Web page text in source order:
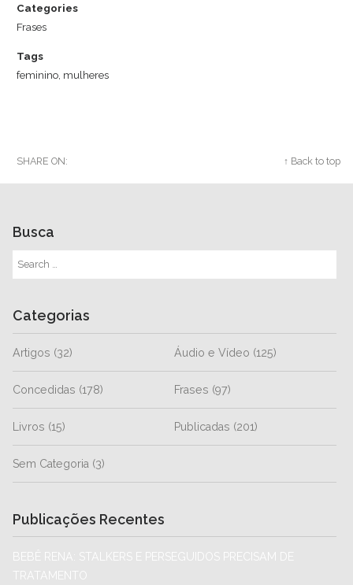
Categories
Frases
Tags
feminino, mulheres
SHARE ON: ↑ Back to top
Busca
Categorias
Artigos (32) Áudio e Vídeo (125)
Concedidas (178) Frases (97)
Livros (15) Publicadas (201)
Sem Categoria (3)
Publicações Recentes
BEBÊ RENA: STALKERS E PERSEGUIDOS PRECISAM DE
TRATAMENTO